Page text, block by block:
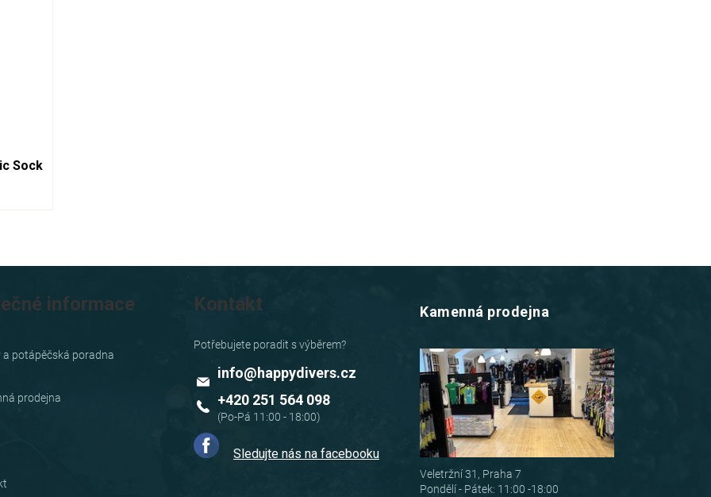
Sock
informace
a potápěčská poradna
prodejna
Kontakt
info@happydivers.cz
+420 251 564 098
Sledujte nás na facebooku
Kamenná prodejna
Veletržní 31, Praha 7
Pondělí - Pátek: 11:00 -18:00